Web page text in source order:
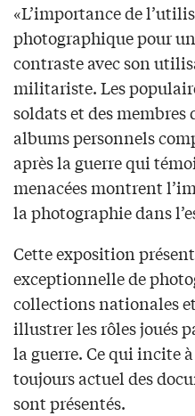
«L’importance de
photographique pour
contraste avec son
militariste. Les
soldats et des
albums personnels
après la guerre qui
menacées montrent
la photographie dans
Cette exposition
exceptionnelle de
collections nationales
illustrer les rôles joués
la guerre. Ce qui incite
toujours actuel des
sont présentés.